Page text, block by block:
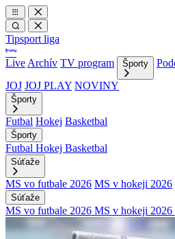
Tipsport liga
Live Archív TV program Športy
JOJ JOJ PLAY NOVINY
Športy
Futbal Hokej Basketbal
Športy
Futbal Hokej Basketbal
Súťaže
MS vo futbale 2026 MS v hokeji 2026
Súťaže
MS vo futbale 2026 MS v hokeji 2026